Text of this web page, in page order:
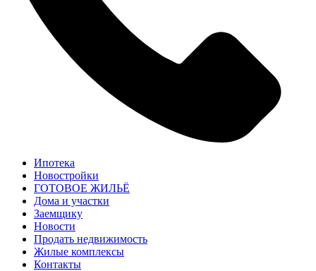
Ипотека
Новостройки
ГОТОВОЕ ЖИЛЬЁ
Дома и участки
Заемщику
Новости
Продать недвижимость
Жилые комплексы
Контакты